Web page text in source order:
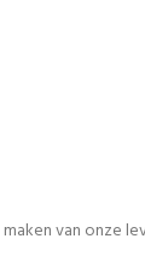
van onze